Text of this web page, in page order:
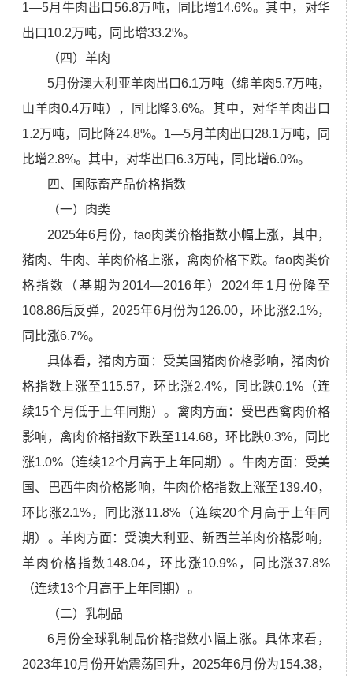
1—5月牛肉出口56.8万吨，同比增14.6%。其中，对华
出口10.2万吨，同比增33.2%。
（四）羊肉
5月份澳大利亚羊肉出口6.1万吨（绵羊肉5.7万吨，
山羊肉0.4万吨），同比降3.6%。其中，对华羊肉出口
1.2万吨，同比降24.8%。1—5月羊肉出口28.1万吨，同
比增2.8%。其中，对华出口6.3万吨，同比增6.0%。
四、国际畜产品价格指数
（一）肉类
2025年6月份，fao肉类价格指数小幅上涨，其中，
猪肉、牛肉、羊肉价格上涨，禽肉价格下跌。fao肉类价
格指数（基期为2014—2016年）2024年1月份降至
108.86后反弹，2025年6月份为126.00，环比涨2.1%，
同比涨6.7%。
具体看，猪肉方面：受美国猪肉价格影响，猪肉价
格指数上涨至115.57，环比涨2.4%，同比跌0.1%（连
续15个月低于上年同期）。禽肉方面：受巴西禽肉价格
影响，禽肉价格指数下跌至114.68，环比跌0.3%，同比
涨1.0%（连续12个月高于上年同期）。牛肉方面：受美
国、巴西牛肉价格影响，牛肉价格指数上涨至139.40，
环比涨2.1%，同比涨11.8%（连续20个月高于上年同
期）。羊肉方面：受澳大利亚、新西兰羊肉价格影响，
羊肉价格指数148.04，环比涨10.9%，同比涨37.8%
（连续13个月高于上年同期）。
（二）乳制品
6月份全球乳制品价格指数小幅上涨。具体来看，
2023年10月份开始震荡回升，2025年6月份为154.38，